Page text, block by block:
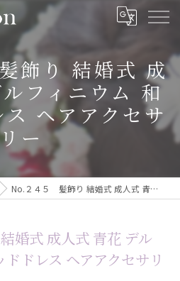
飾り 結婚式 成
フィニウム 和
ヘアアクセサ
リー
No.２４５ 髪飾り 結婚式 成人式 青花 デルフィニウム 和装ヘッドドレス ヘアアクセサリー
婚式 成人式 青花 デル
ドレス ヘアアクセサリ